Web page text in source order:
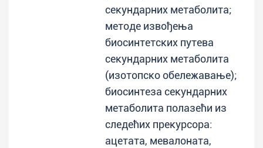
секундарних метаболита;
методе извођења
биосинтетских путева
секундарних метаболита
(изотопско обележавање);
биосинтеза секундарних
метаболита полазећи из
следећих прекурсора:
ацетата, мевалоната,